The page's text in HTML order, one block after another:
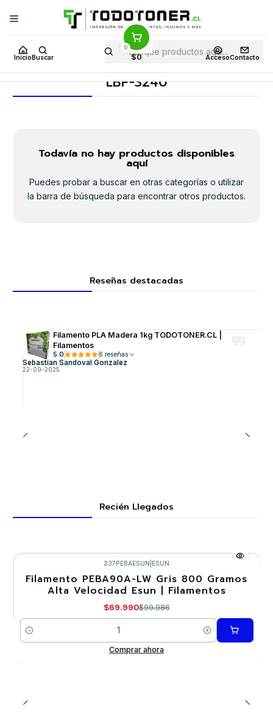
Inicio Buscar
0
$0 AccesoContacto
Puedes Elegir: Comprar enTienda· Despachoa Todo Chile · Retiro en
Tienda en24 Horas
Inicio Toner y tambor Toner Alternativo CANON
Equipos CANON
LBP-3240
Todavía no hay productos disponibles
aquí
Puedes probar a buscar en otras categorías o utilizar
la barra de búsqueda para encontrar otros productos.
Reseñas destacadas
Filamento PLA Madera 1kg TODOTONER.CL |
Filamentos
5.0 6 reseñas
Sebastian Sandoval Gonzalez
22-09-2025
Recién Llegados
-30%
237PEBAESUN ESUN
Filamento PEBA90A-LW Gris 800 Gramos
Alta Velocidad Esun | Filamentos
$69.990$99.986
Cantidad
Comprar ahora